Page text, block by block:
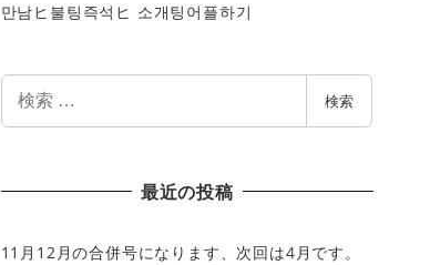
만남ヒ불팅즉석ヒ 소개팅어플하기
検索
最近の投稿
11月12月の合併号になります、次回は4月です。